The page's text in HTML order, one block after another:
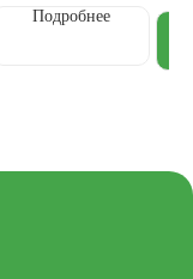
Подробнее